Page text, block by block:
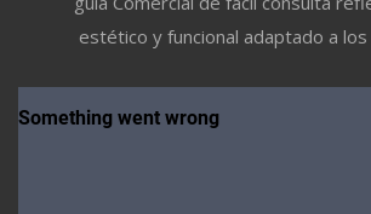
estético y funcional adaptado a